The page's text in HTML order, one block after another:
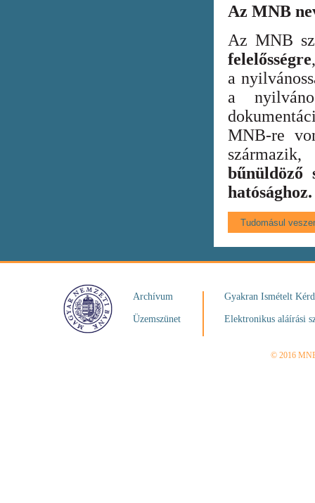
Az MNB
Az MNB
felelősségre
a
a
MNB-re
bűnüldöző
hatósághoz.
Archívum
Üzemszünet
Gyakran Ismételt
Elektronikus aláírási
© 2016